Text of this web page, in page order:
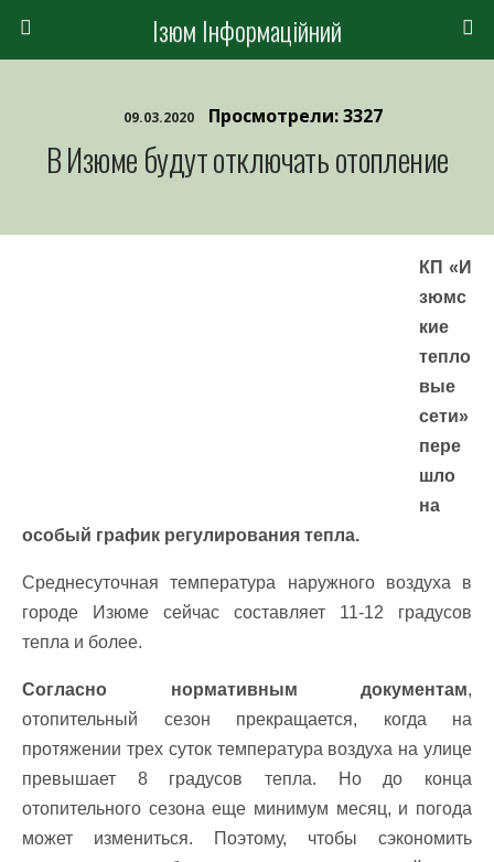
Ізюм Інформаційний
09.03.2020 Просмотрели: 3327
В Изюме будут отключать отопление
КП «И
зюмс
кие
тепло
вые
сети»
пере
шло
на
особый график регулирования тепла.
Среднесуточная температура наружного воздуха в
городе Изюме сейчас составляет 11-12 градусов
тепла и более.
Согласно нормативным документам,
отопительный сезон прекращается, когда на
протяжении трех суток температура воздуха на улице
превышает 8 градусов тепла. Но до конца
отопительного сезона еще минимум месяц, и погода
может измениться. Поэтому, чтобы сэкономить